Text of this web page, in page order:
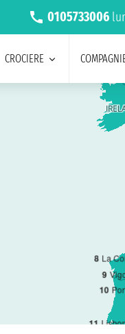
0105733006
CROCIERE
8 La
9
10
11